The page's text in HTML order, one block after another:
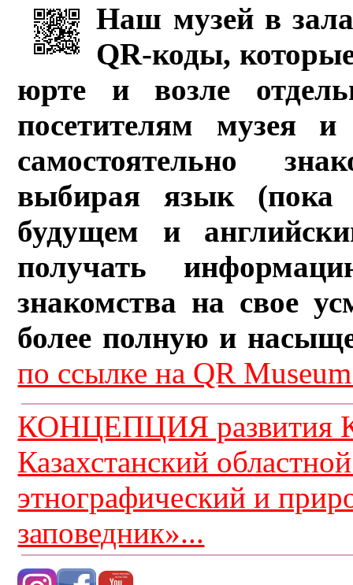
Наш музей в
QR-коды,
юрте и возле
посетителям музея и
самостоятельно
выбирая язык (пока
будущем и
получать
знакомства на свое
более полную и
по ссылке на QR
КОНЦЕПЦИЯ развития
Казахстанский
этнографический и
заповедник»...